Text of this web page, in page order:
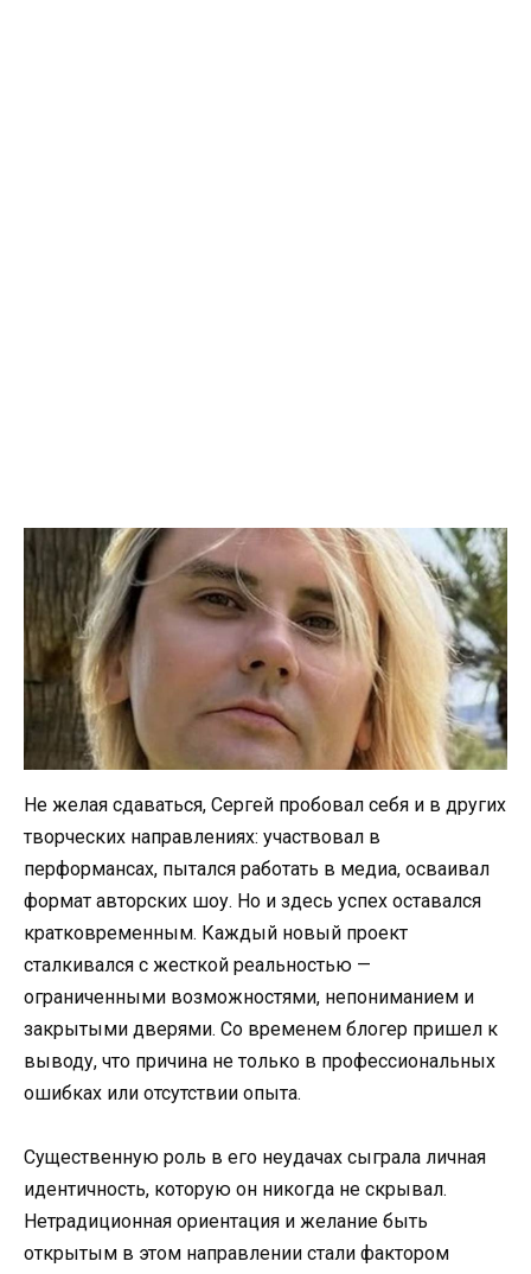
Не желая сдаваться, Сергей пробовал себя и в других
творческих направлениях: участвовал в
перформансах, пытался работать в медиа, осваивал
формат авторских шоу. Но и здесь успех оставался
кратковременным. Каждый новый проект
сталкивался с жесткой реальностью —
ограниченными возможностями, непониманием и
закрытыми дверями. Со временем блогер пришел к
выводу, что причина не только в профессиональных
ошибках или отсутствии опыта.
Существенную роль в его неудачах сыграла личная
идентичность, которую он никогда не скрывал.
Нетрадиционная ориентация и желание быть
открытым в этом направлении стали фактором